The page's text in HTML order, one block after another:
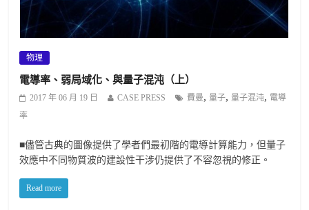
物理
電導率、弱局域化、與量子混沌（上）
2017 年 06 月 19 日 CASE PRESS 費曼,量子,量子混沌, 電導
率
■儘管古典的圖像提供了學者們最初階的電導計算能力，但量子
效應中不同物質波的建設性干涉仍提供了不容忽視的修正。
Read more